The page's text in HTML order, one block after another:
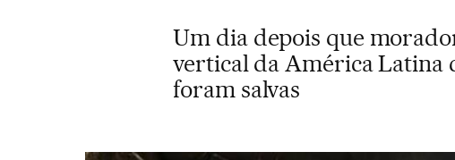
Um dia depois que
vertical da América Latina
foram salvas